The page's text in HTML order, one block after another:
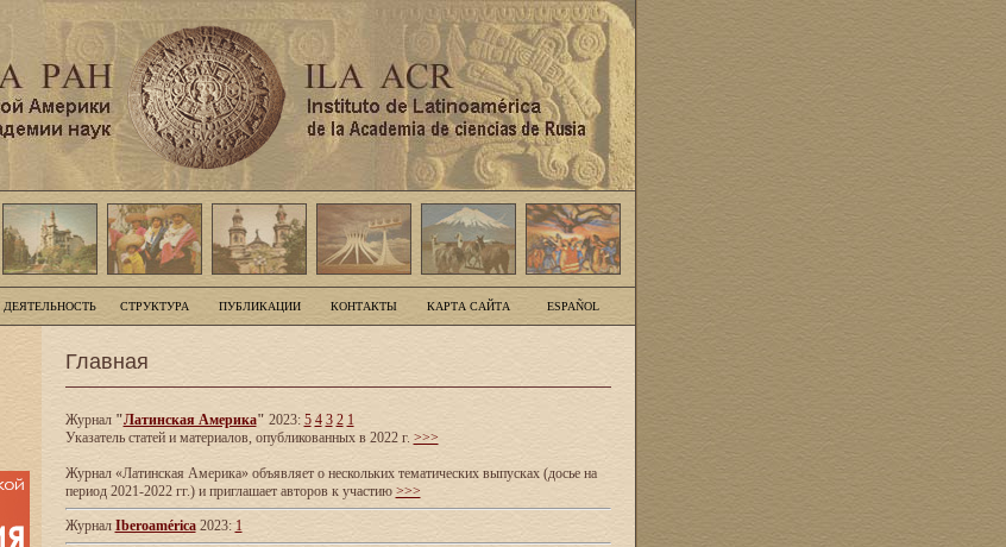
ДЕЯТЕЛЬНОСТЬ СТРУКТУРА ПУБЛИКАЦИИ КОНТАКТЫ КАРТА САЙТА ESPAÑOL
Главная
Журнал"Латинская Америка" 2023: 5 4 3 2 1
Указатель статей и материалов, опубликованных в 2022 г. >>>
Журнал «Латинская Америка» объявляет о нескольких тематических выпусках (досье на
период 2021-2022 гг.) и приглашает авторов к участию >>>
Журнал Iberoamérica2023: 1